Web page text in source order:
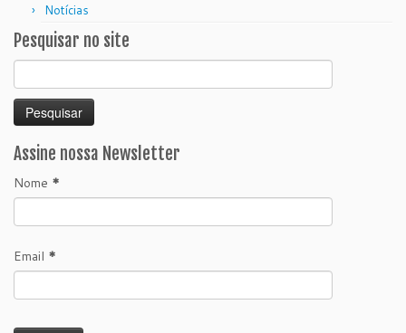
Notícias
Pesquisar no site
por:
Assine nossa Newsletter
Nome *
Email *